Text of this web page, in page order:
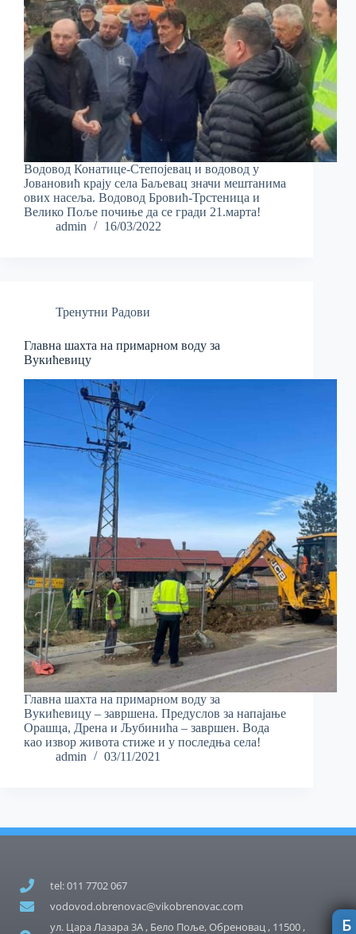
Б
Водовод Конатице-Степојевац и водовод у
Јовановић крају села Баљевац значи мештанима
ових насеља. Водовод Бровић-Трстеница и
Велико Поље почиње да се гради 21.марта!
admin
16/03/2022
Тренутни Радови
Главна шахта на примарном воду за
Вукићевицу
Главна шахта на примарном воду за
Вукићевицу – завршена. Предуслов за напајање
Орашца, Дрена и Љубинића – завршен. Вода
као извор живота стиже и у последња села!
admin
03/11/2021
tel: 011 7702 067
vodovod.obrenovac@vikobrenovac.com
ул. Цара Лазара 3А , Бело Поље, Обреновац , 11500 ,